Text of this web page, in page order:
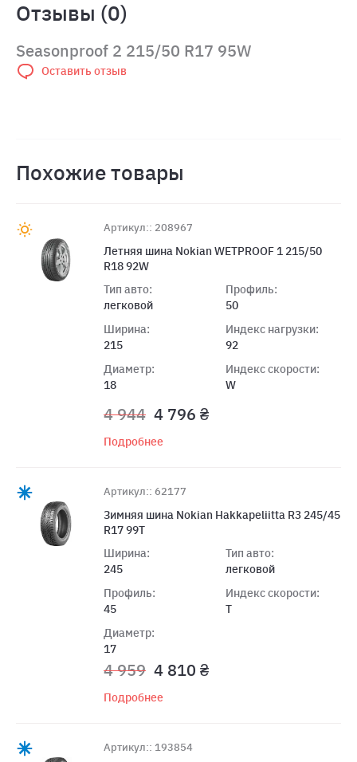
Отзывы (0)
Seasonproof 2 215/50 R17 95W
Оставить отзыв
Похожие товары
Артикул:: 208967
Летняя шина Nokian WETPROOF 1 215/50
R18 92W
Тип авто:
легковой
Ширина:
215
Диаметр:
18
Профиль:
50
Индекс нагрузки:
92
Индекс скорости:
W
4 944 4 796 ₴
Подробнее
Артикул:: 62177
Зимняя шина Nokian Hakkapeliitta R3 245/45
R17 99T
Ширина:
245
Профиль:
45
Диаметр:
17
Тип авто:
легковой
Индекс скорости:
T
4 959 4 810 ₴
Подробнее
Артикул:: 193854